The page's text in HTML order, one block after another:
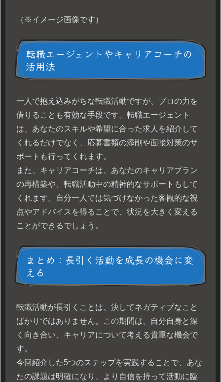
（※イメージ画像です）
転職エージェントやキャリアコーチの
活用法
一人で抱え込みがちな転職活動ですが、プロの力を
借りることも有効な手段です。転職エージェント
は、あなたのスキルや希望に合った求人を紹介して
くれるだけでなく、応募書類の添削や面接対策のサ
ポートも行ってくれます。
また、キャリアコーチは、あなたのキャリアプラン
の再構築や、転職活動中の精神的なサポートもして
くれます。自分一人では気づけなかった客観的な視
点やアドバイスを得ることで、状況を大きく変える
ことができるでしょう。
まとめ：長引く活動を成長の機会に変
える
転職活動が長引くことは、決してネガティブなこと
ばかりではありません。この期間は、自分自身と深
く向き合い、キャリアについて考える貴重な機会で
す。
今回紹介した5つのステップを実践することで、あな
たの課題は明確になり、より自信を持って活動に臨